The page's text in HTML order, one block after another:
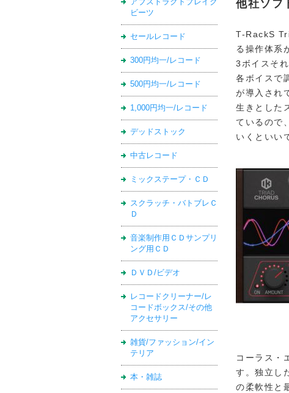
ビーツ
セールレコード
300円均一/レコード
500円均一/レコード
1,000円均一/レコード
デッドストック
中古レコード
ミックステープ・ＣＤ
スクラッチ・バトブレＣ
Ｄ
音楽制作用ＣＤサンプリ
ング用ＣＤ
ＤＶＤ/ビデオ
レコードクリーナー/レ
コードボックス/その他
アクセサリー
雑貨/ファッション/イン
テリア
本・雑誌
他社ソフ
T-RackS
る操作体系
3ボイスそ
各ボイスで
が導入され
生きとした
ているので
いくといい
コーラス・
す。独立し
の柔軟性と